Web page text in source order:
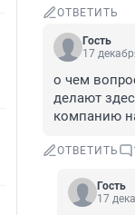
ОТВЕТИТЬ
Гость
17
о чем
делают
компанию
ОТВЕТИТЬ 1
Гость
17